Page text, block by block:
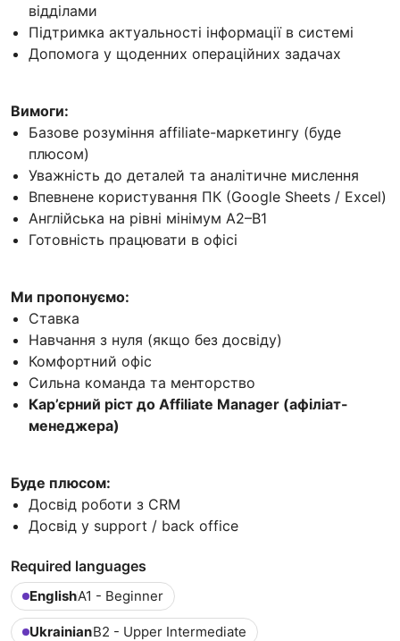
відділами
Підтримка актуальності інформації в системі
Допомога у щоденних операційних задачах
Вимоги:
Базове розуміння affiliate-маркетингу (буде
плюсом)
Уважність до деталей та аналітичне мислення
Впевнене користування ПК (Google Sheets / Excel)
Англійська на рівні мінімум A2–B1
Готовність працювати в офісі
Ми пропонуємо:
Ставка
Навчання з нуля (якщо без досвіду)
Комфортний офіс
Сильна команда та менторство
Кар’єрний ріст до Affiliate Manager (афіліат-
менеджера)
Буде плюсом:
Досвід роботи з CRM
Досвід у support / back office
Required languages
EnglishA1 - Beginner
UkrainianB2 - Upper Intermediate